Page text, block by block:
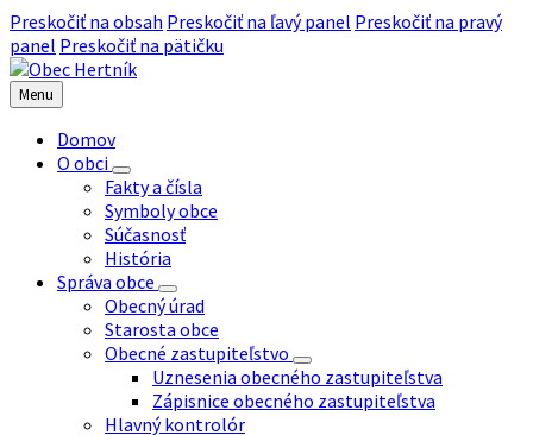
Preskočiť na obsah Preskočiť na ľavý panel Preskočiť na pravý
panel Preskočiť na pätičku
Menu
Domov
O obci
Fakty a čísla
Symboly obce
Súčasnosť
História
Správa obce
Obecný úrad
Starosta obce
Obecné zastupiteľstvo
Uznesenia obecného zastupiteľstva
Zápisnice obecného zastupiteľstva
Hlavný kontrolór